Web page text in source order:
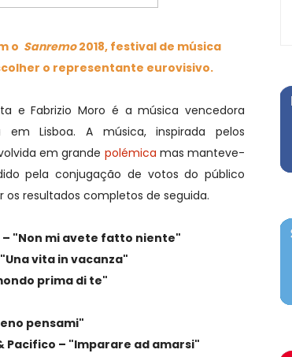
o Sanremo2018, festival de música
o representante eurovisivo.
e Fabrizio Moro é a música vencedora
Lisboa. A música, inspirada pelos
em grande polémica mas manteve-
pela conjugação de votos do público
os resultados completos de seguida.
– "Non mi avete fatto niente"
vita in vacanza"
prima di te"
pensami"
Pacifico – "Imparare ad amarsi"